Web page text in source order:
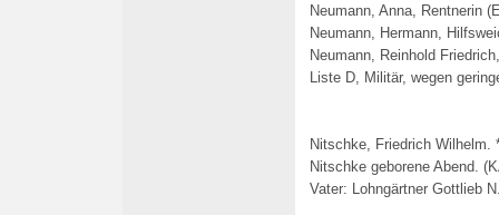
Neumann, Anna, Rentnerin
Neumann, Hermann,
Neumann, Reinhold
Liste D, Militär, wegen
Nitschke, Friedrich Wilhelm.
Nitschke geborene Abend.
Vater: Lohngärtner Gottlieb